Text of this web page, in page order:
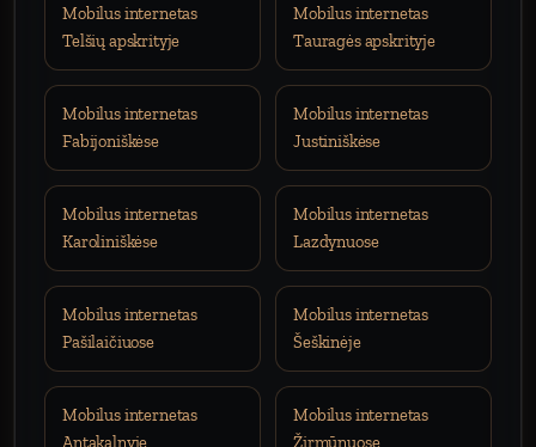
Mobilus internetas
Telšių apskrityje
Mobilus internetas
Tauragės apskrityje
Mobilus internetas
Fabijoniškėse
Mobilus internetas
Justiniškėse
Mobilus internetas
Karoliniškėse
Mobilus internetas
Lazdynuose
Mobilus internetas
Pašilaičiuose
Mobilus internetas
Šeškinėje
Mobilus internetas
Antakalnyje
Mobilus internetas
Žirmūnuose